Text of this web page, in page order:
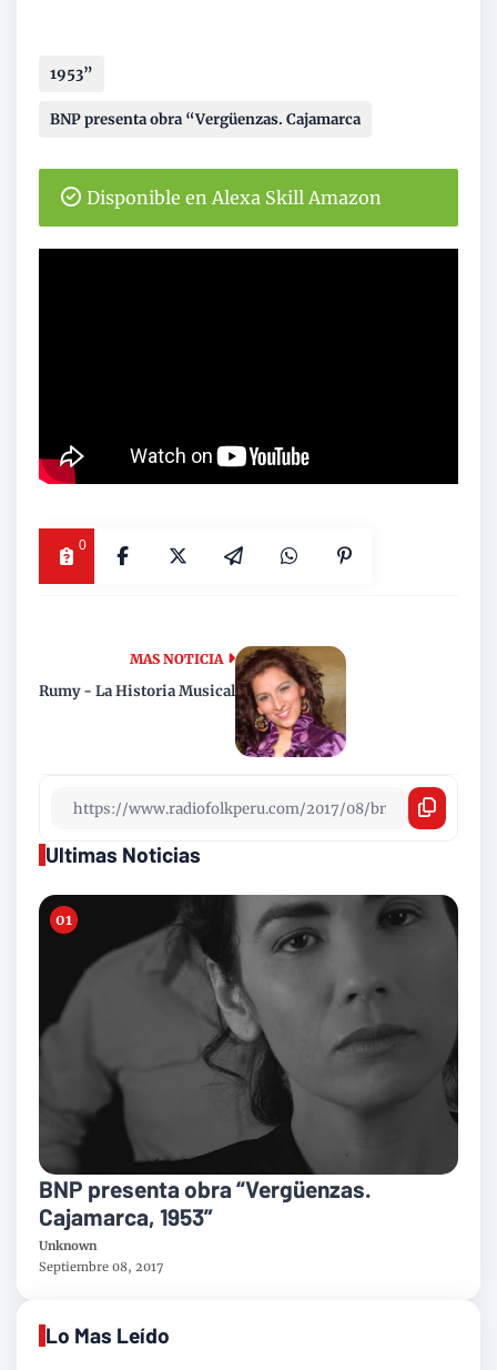
1953”
BNP presenta obra “Vergüenzas. Cajamarca
Disponible en Alexa Skill Amazon
0
MAS NOTICIA
Rumy - La Historia Musical
Ultimas Noticias
BNP presenta obra “Vergüenzas.
Cajamarca, 1953”
Unknown
Septiembre 08, 2017
Lo Mas Leído